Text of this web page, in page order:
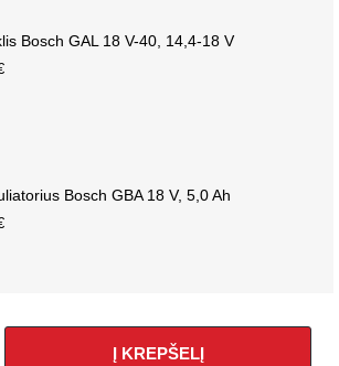
Bosch GAL 18 V-40, 14,4-18 V
Bosch GBA 18 V, 5,0 Ah
Į KREPŠELĮ